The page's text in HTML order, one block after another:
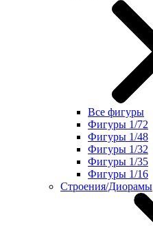
Все фигуры
Фигуры 1/72
Фигуры 1/48
Фигуры 1/32
Фигуры 1/35
Фигуры 1/16
Строения/Диорамы